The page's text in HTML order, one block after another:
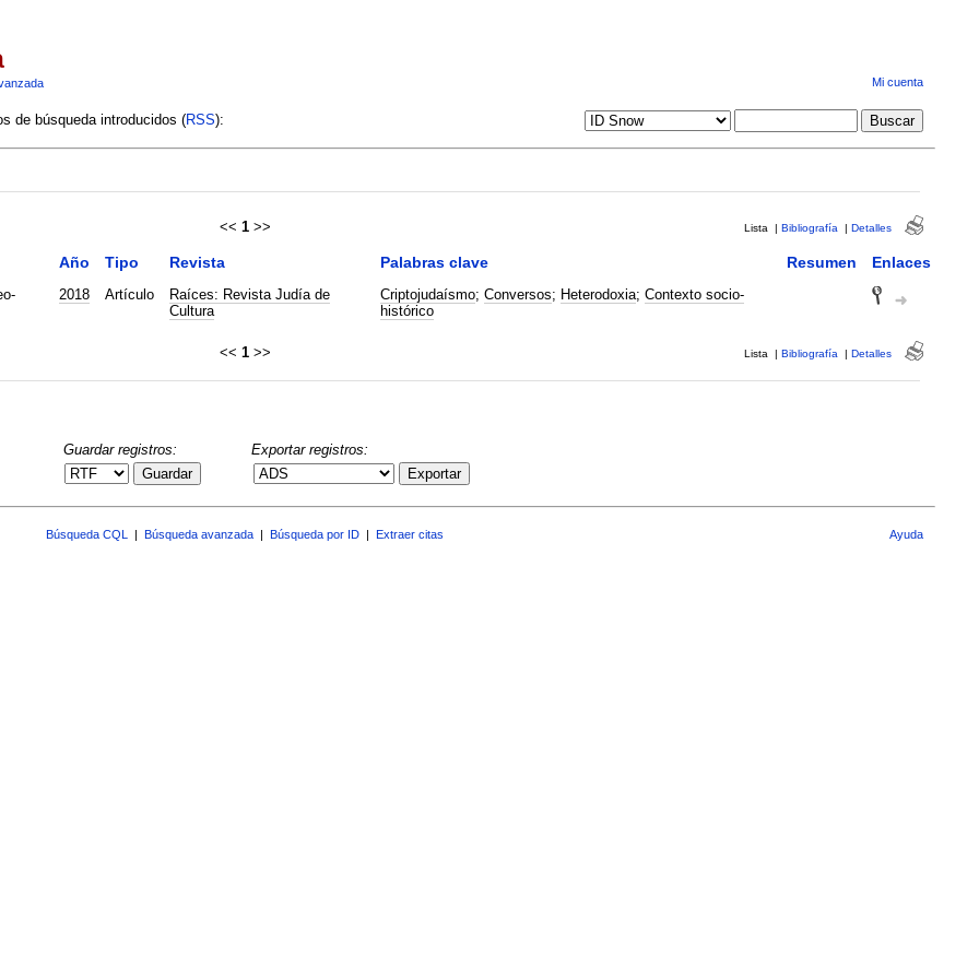
Mi cuenta
de búsqueda introducidos (RSS):
<< 1 >> Lista | Bibliografía | Detalles
Año Tipo Revista Palabras clave Resumen Enlaces
2018 Artículo
Raíces: Revista Judía de
Cultura
Criptojudaísmo; Conversos; Heterodoxia; Contexto socio-
histórico
<< 1 >> Lista | Bibliografía | Detalles
Guardar registros:
Guardar
Exportar registros:
Exportar
Búsqueda CQL Búsqueda avanzada Búsqueda por ID Extraer citas Ayuda